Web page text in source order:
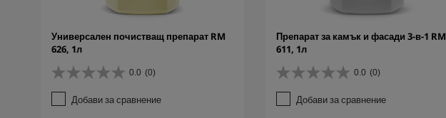
Универсален почистващ препарат RM
626, 1л
0.0 (0)
0
.
0
Добави за сравнение
Препарат за камък и фасади 3-в-1 RM
611, 1л
0.0 (0)
0
.
0
Добави за сравнение